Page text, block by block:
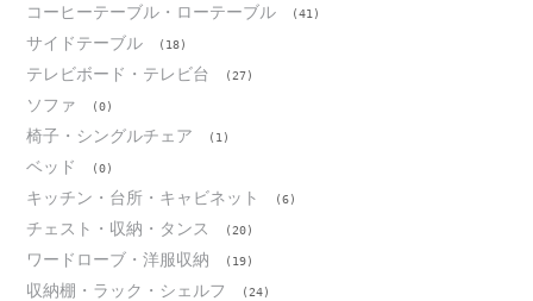
コーヒーテーブル・ローテーブル (41)
サイドテーブル (18)
テレビボード・テレビ台 (27)
ソファ (0)
椅子・シングルチェア (1)
ベッド (0)
キッチン・台所・キャビネット (6)
チェスト・収納・タンス (20)
ワードローブ・洋服収納 (19)
収納棚・ラック・シェルフ (24)